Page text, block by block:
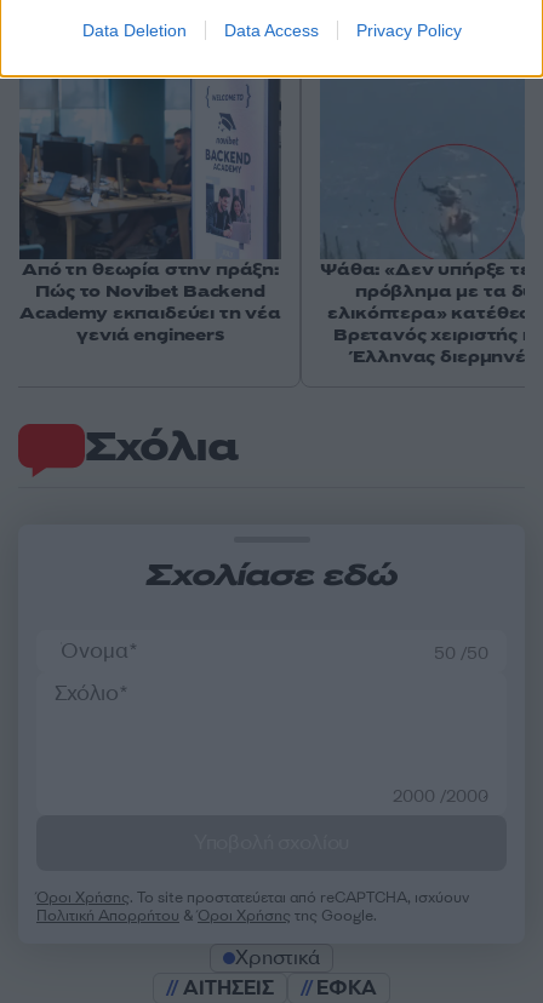
Data Deletion Data Access Privacy Policy
Σχόλια
Σχολίασε εδώ
50 /50
2000 /2000
Όροι Χρήσης. Το site προστατεύεται από reCAPTCHA, ισχύουν
Πολιτική Απορρήτου &Όροι Χρήσης της Google.
Χρηστικά
ΑΙΤΗΣΕΙΣ
ΕΦΚΑ
Από τη θεωρία στην πράξη:
Πώς το Novibet Backend
Academy εκπαιδεύει τη νέα
γενιά engineers
Ψάθα: «Δεν υπήρξε
πρόβλημα με τα
ελικόπτερα»
Βρετανός χειριστής
Έλληνας